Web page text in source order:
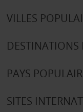
VILLES
DESTINATIONS
PAYS
SITES